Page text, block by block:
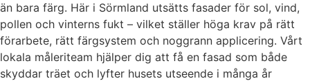
än bara färg. Här i Sörmland utsätts fasader för sol, vind,
pollen och vinterns fukt – vilket ställer höga krav på rätt
förarbete, rätt färgsystem och noggrann applicering. Vårt
lokala måleriteam hjälper dig att få en fasad som både
skyddar träet och lyfter husets utseende i många år